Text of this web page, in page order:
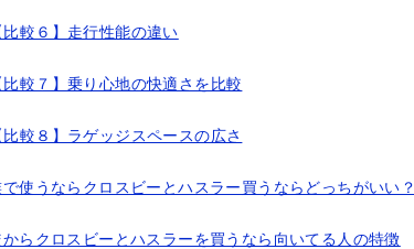
比較６】走行性能の違い
比較７】乗り心地の快適さを比較
比較８】ラゲッジスペースの広さ
使うならクロスビーとハスラー買うならどっちがいい？
からクロスビーとハスラーを買うなら向いてる人の特徴